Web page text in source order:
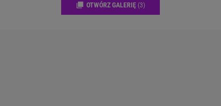
OTWÓRZ GALERIĘ (3)